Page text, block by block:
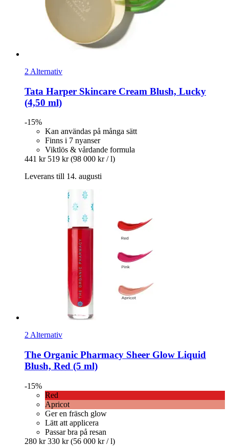
2 Alternativ
Tata Harper Skincare Cream Blush, Lucky
(4,50 ml)
-15%
Kan användas på många sätt
Finns i 7 nyanser
Viktlös & vårdande formula
441 kr 519 kr (98 000 kr / l)
Leverans till 14. augusti
2 Alternativ
The Organic Pharmacy Sheer Glow Liquid
Blush, Red (5 ml)
-15%
Red
Apricot
Ger en fräsch glow
Lätt att applicera
Passar bra på resan
280 kr 330 kr (56 000 kr / l)